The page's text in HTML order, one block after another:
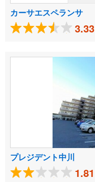
カーサエスペランサ
3.33
プレジデント中川
1.81